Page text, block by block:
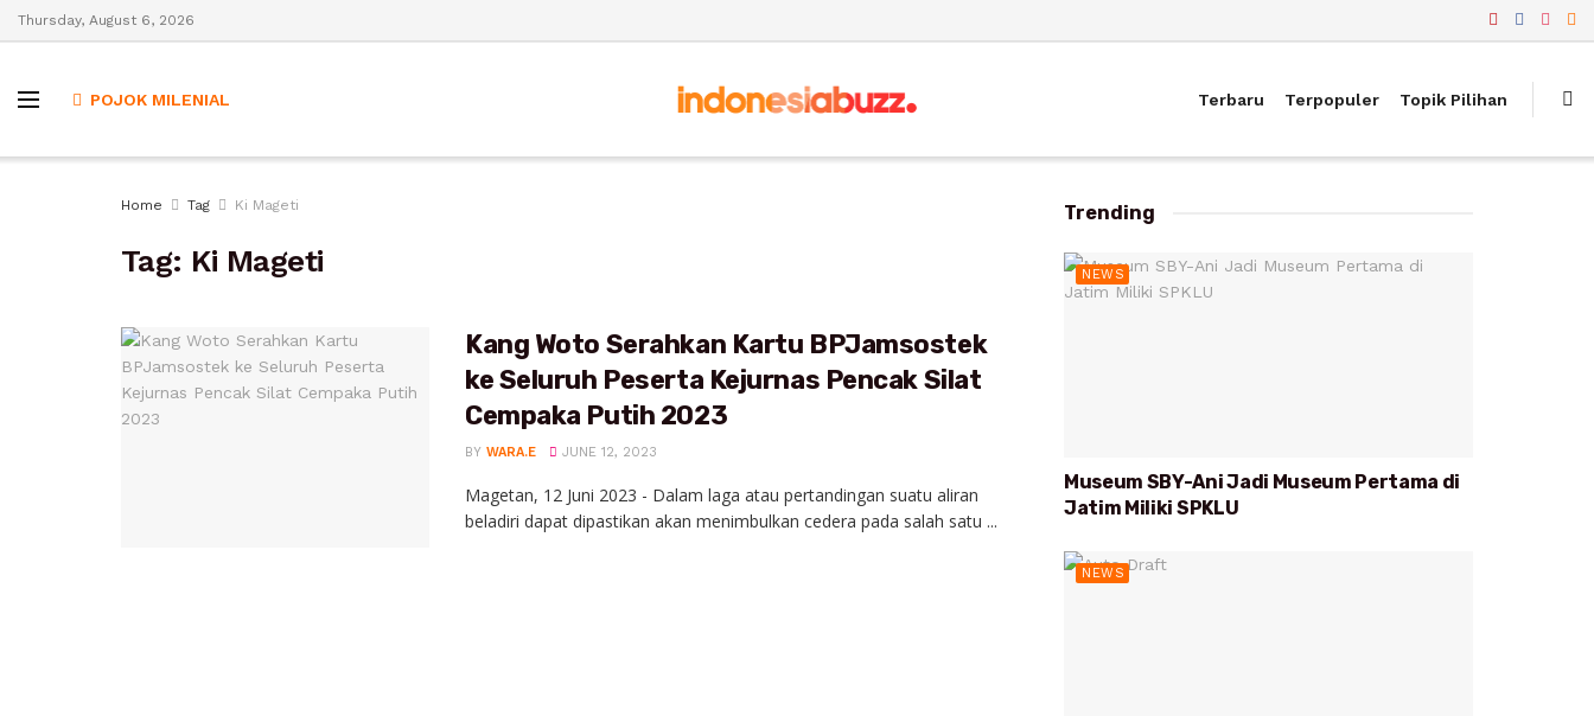
Thursday, August 6, 2026
POJOK MILENIAL Terbaru Terpopuler Topik Pilihan
Home Tag Ki Mageti
Tag: Ki Mageti
Kang Woto Serahkan Kartu BPJamsostek
ke Seluruh Peserta Kejurnas Pencak Silat
Cempaka Putih 2023
BY WARA.E JUNE 12, 2023
Magetan, 12 Juni 2023 - Dalam laga atau pertandingan suatu aliran
beladiri dapat dipastikan akan menimbulkan cedera pada salah satu ...
Trending
NEWS
Museum SBY-Ani Jadi Museum Pertama di
Jatim Miliki SPKLU
NEWS